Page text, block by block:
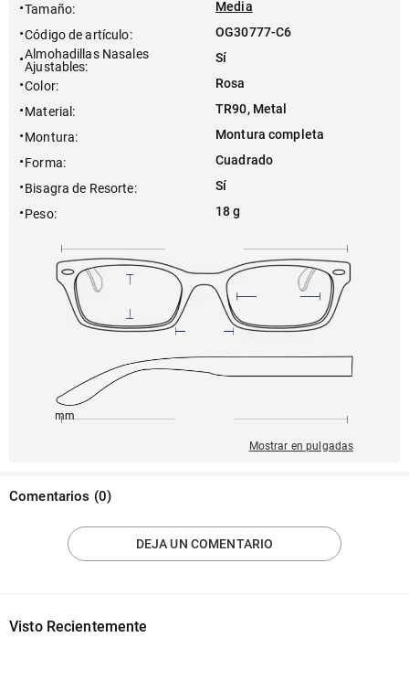
Tamaño:
Media
Código de artículo:
OG30777-C6
Almohadillas Nasales
Ajustables:
Sí
Color:
Rosa
Material :
TR90, Metal
Montura:
Montura completa
Forma:
Cuadrado
Bisagra de Resorte:
Sí
Peso: 18 g
141mm
Mostrar en pulgadas
Comentarios (0)
DEJA UN COMENTARIO
Visto Recientemente